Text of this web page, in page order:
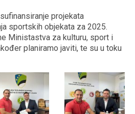
projekata
sportskih objekata za 2025.
Ministastva za kulturu, sport i
planiramo javiti, te su u toku